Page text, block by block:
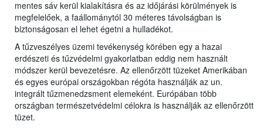
mentes sáv kerül kialakításra és az időjárási körülmények is
megfelelőek, a faállománytól 30 méteres távolságban is
biztonságosan el lehet égetni a hulladékot.
A tűzveszélyes üzemi tevékenység körében egy a hazai
erdészeti és tűzvédelmi gyakorlatban eddig nem használt
módszer kerül bevezetésre. Az ellenőrzött tüzeket Amerikában
és egyes európai országokban régóta használják az un.
integrált tűzmenedzsment elemeként. Európában több
országban természetvédelmi célokra is használják az ellenőrzött
tüzet.